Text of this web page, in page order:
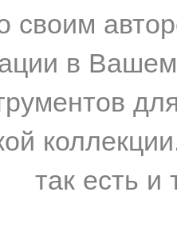
своим
в
так есть и